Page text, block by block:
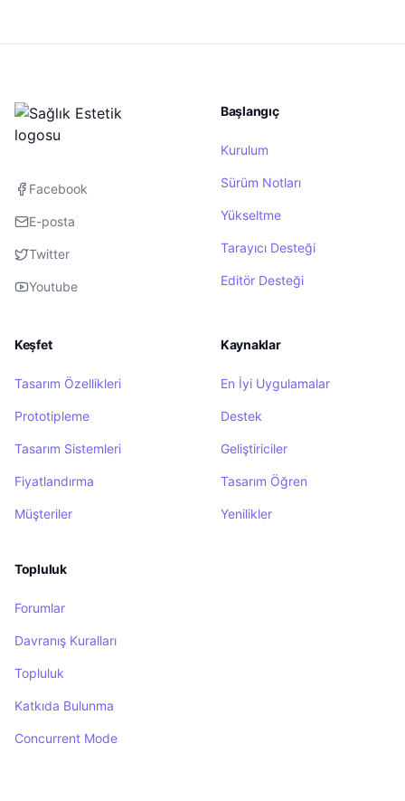
Facebook
E-posta
Twitter
Youtube
Başlangıç
Kurulum
Sürüm Notları
Yükseltme
Tarayıcı Desteği
Editör Desteği
Keşfet
Tasarım Özellikleri
Prototipleme
Tasarım Sistemleri
Fiyatlandırma
Müşteriler
Kaynaklar
En İyi Uygulamalar
Destek
Geliştiriciler
Tasarım Öğren
Yenilikler
Topluluk
Forumlar
Davranış Kuralları
Topluluk
Katkıda Bulunma
Concurrent Mode